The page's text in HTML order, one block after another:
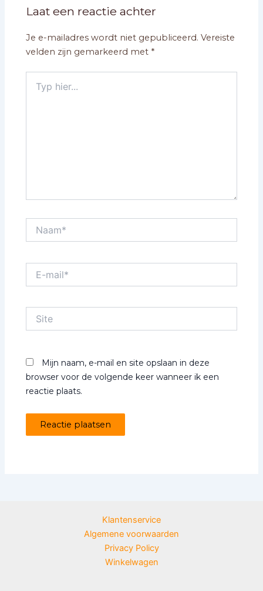
Laat een reactie achter
Je e-mailadres wordt niet gepubliceerd. Vereiste
velden zijn gemarkeerd met *
hier...
mail*
Mijn naam, e-mail en site opslaan in deze
browser voor de volgende keer wanneer ik een
reactie plaats.
Klantenservice
Algemene voorwaarden
Privacy Policy
Winkelwagen